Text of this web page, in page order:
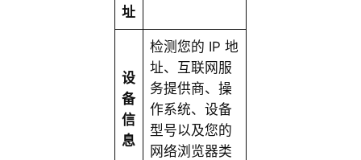
址
设
备
信
息
检测您的 IP 地
址、互联网服
务提供商、操
作系统、设备
型号以及您的
网络浏览器类